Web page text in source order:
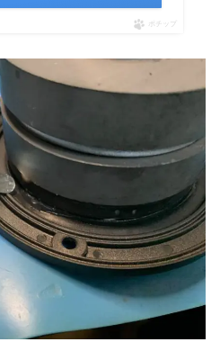
ポチップ